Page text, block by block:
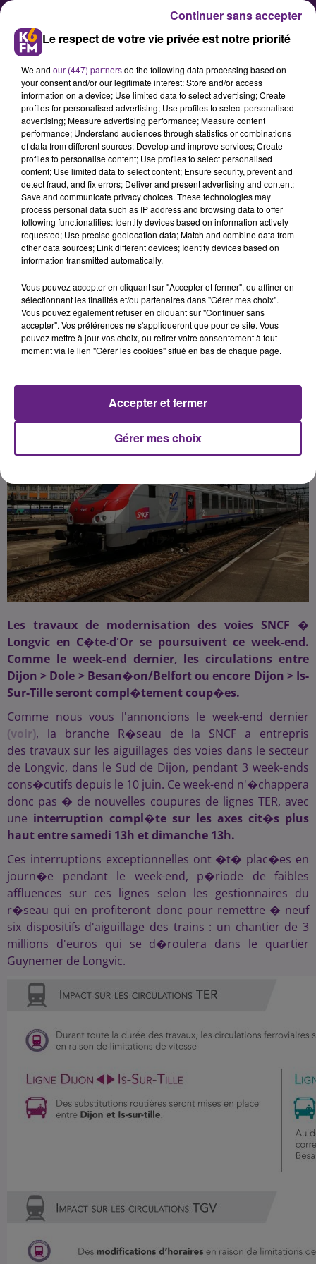
SNCF : encore des travaux ce
week-end au départ de Dijon
Les travaux de modernisation des
voies SNCF à Longvic en Côte-d'Or,
se poursuivent ce week-end.
Comme le week-end dernier, les
&gt; Besançon/Belfort ou encore
Dijon &gt; Is-Sur-Tille seront
Les travaux de modernisation des voies SNCF �
Longvic en C�te-d'Or se poursuivent ce week-end.
Comme le week-end dernier, les circulations entre
Dijon > Dole > Besan�on/Belfort ou encore Dijon > Is-
Sur-Tille seront compl�tement coup�es.
Comme nous vous l'annoncions le week-end dernier
(voir), la branche R�seau de la SNCF a entrepris
des travaux sur les aiguillages des voies dans le secteur
de Longvic, dans le Sud de Dijon, pendant 3 week-ends
cons�cutifs depuis le 10 juin. Ce week-end n'�chappera
donc pas � de nouvelles coupures de lignes TER, avec
une interruption compl�te sur les axes cit�s plus
haut entre samedi 13h et dimanche 13h.
Ces interruptions exceptionnelles ont �t� plac�es en
journ�e pendant le week-end, p�riode de faibles
affluences sur ces lignes selon les gestionnaires du
r�seau qui en profiteront donc pour remettre � neuf
six dispositifs d'aiguillage des trains : un chantier de 3
millions d'euros qui se d�roulera dans le quartier
Guynemer de Longvic.
Le respect de votre vie privée est notre priorité
We and our (447) partnersdo the following data processing based on
your consent and/or our legitimate interest: Store and/or access
information on a device; Use limited data to select advertising; Create
profiles for personalised advertising; Use profiles to select personalised
advertising; Measure advertising performance; Measure content
performance; Understand audiences through statistics or combinations
of data from different sources; Develop and improve services; Create
profiles to personalise content; Use profiles to select personalised
content; Use limited data to select content; Ensure security, prevent and
detect fraud, and fix errors; Deliver and present advertising and content;
Save and communicate privacy choices. These technologies may
process personal data such as IP address and browsing data to offer
following functionalities: Identify devices based on information actively
requested; Use precise geolocation data; Match and combine data from
other data sources; Link different devices; Identify devices based on
information transmitted automatically.
Vous pouvez accepter en cliquant sur "Accepter et fermer", ou affiner en
sélectionnant les finalités et/ou partenaires dans "Gérer mes choix".
Vous pouvez également refuser en cliquant sur "Continuer sans
accepter". Vos préférences ne s'appliqueront que pour ce site. Vous
pouvez mettre à jour vos choix, ou retirer votre consentement à tout
moment via le lien "Gérer les cookies" situé en bas de chaque page.
Gérer mes choix
Accepter et fermer
Continuer sans accepter